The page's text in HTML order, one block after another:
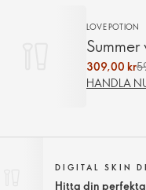
LOVE POTION
Summer
309,00 kr
HANDLA
DIGITAL SKIN
Hitta din